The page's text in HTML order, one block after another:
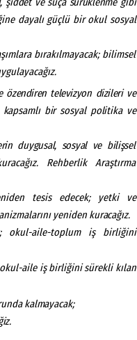
dayalı güçlü bir okul sosyal
bırakılmayacak; bilimsel
özendiren televizyon dizileri ve
kapsamlı bir sosyal politika ve
duygusal, sosyal ve bilişsel
Rehberlik Araştırma
tesis edecek; yetki ve
yeniden kuracağız.
okul-aile-toplum iş birliğini
aile iş birliğini sürekli kılan
kalmayacak;